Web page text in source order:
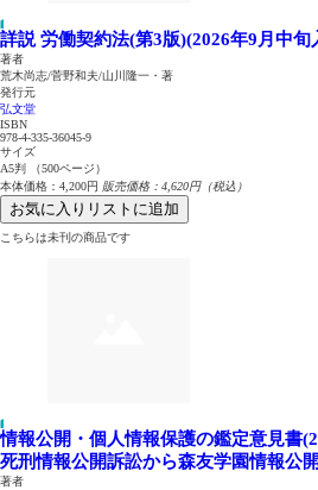
詳説 労働契約法(第3版)(2026年9月中旬
著者
荒木尚志/菅野和夫/山川隆一・著
発行元
弘文堂
ISBN
978-4-335-36045-9
サイズ
A5判 （500ページ）
本体価格：4,200円 販売価格：4,620円（税込）
お気に入りリストに追加
こちらは未刊の商品です
情報公開・個人情報保護の鑑定意見書
死刑情報公開訴訟から森友学園情報公
著者